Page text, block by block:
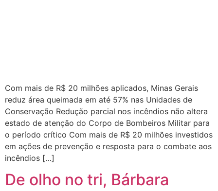
Com mais de R$ 20 milhões aplicados, Minas Gerais
reduz área queimada em até 57% nas Unidades de
Conservação Redução parcial nos incêndios não altera
estado de atenção do Corpo de Bombeiros Militar para
o período crítico Com mais de R$ 20 milhões investidos
em ações de prevenção e resposta para o combate aos
incêndios […]
De olho no tri, Bárbara